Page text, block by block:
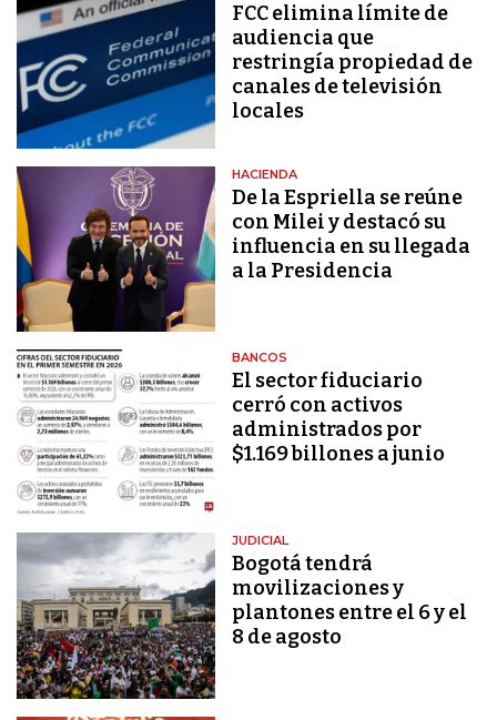
FCC elimina límite de
audiencia que
restringía propiedad de
canales de televisión
locales
HACIENDA
De la Espriella se reúne
con Milei y destacó su
influencia en su llegada
a la Presidencia
BANCOS
El sector fiduciario
cerró con activos
administrados por
$1.169 billones a junio
JUDICIAL
Bogotá tendrá
movilizaciones y
plantones entre el 6 y el
8 de agosto